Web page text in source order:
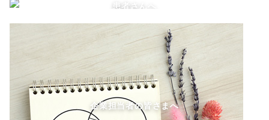
患者さんへ
企業担当者の皆さまへ